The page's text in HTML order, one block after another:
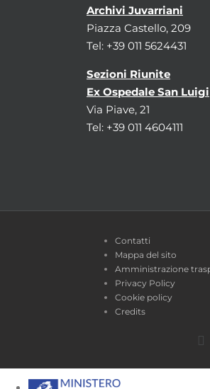
Archivi Juvarriani
Piazza Castello, 209
Tel: +39 011 5624431
Sezioni Riunite
Ex Ospedale San Luigi
Via Piave, 21
Tel: +39 011 4604111
Contatti
Mappa del sito
Amministrazione
Privacy Policy
Cookie policy
Credits